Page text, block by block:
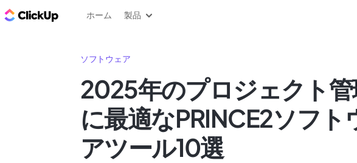
ClickUp ブログ
ホーム 製品
ソフトウェア
2025年のプロジェクト
に最適なPRINCE2ソフト
アツール10選